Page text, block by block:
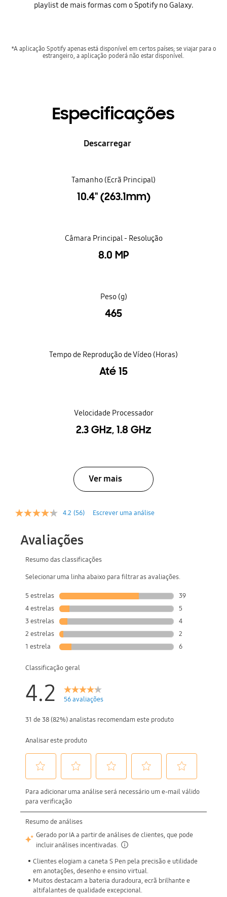
playlist de mais formas com o Spotify no Galaxy.
*A aplicação Spotify apenas está disponível em certos países; se viajar para o
estrangeiro, a aplicação poderá não estar disponível.
Especificações
Descarregar
Tamanho (Ecrã Principal)
10.4" (263.1mm)
Câmara Principal - Resolução
8.0 MP
Peso (g)
465
Tempo de Reprodução de Vídeo (Horas)
Até 15
Velocidade Processador
2.3 GHz, 1.8 GHz
Ver mais
4.2 (56) Escrever uma análise